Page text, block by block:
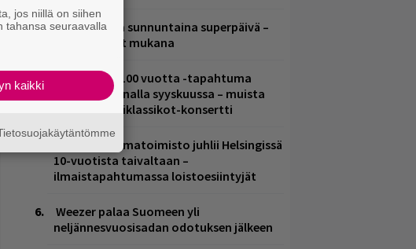
Tampereella sunnuntaina superpäivä –
nämä artistit mukana
Valtava Yle 100 vuotta -tapahtuma
Veikkaus Arenalla syyskuussa – muista
myös metalliklassikot-konsertti
Mainio ohjelmatoimisto juhlii Helsingissä
10-vuotista taivaltaan –
ilmaistapahtumassa loistoesiintyjät
Weezer palaa Suomeen yli
neljännesvuosisadan odotuksen jälkeen
jos niillä on siihen
tahansa seuraavalla
kaikki